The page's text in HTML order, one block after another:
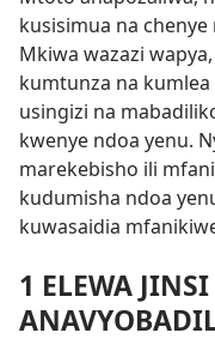
kusisimua na
Mkiwa wazazi
kumtunza na
usingizi na
kwenye ndoa yenu.
marekebisho ili
kudumisha ndoa
kuwasaidia
1 ELEWA